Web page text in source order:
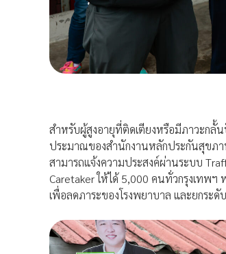
สำหรับผู้สูงอายุที่ติดเตียงหรือมีภาวะกลั้
ประมาณของสำนักงานหลักประกันสุขภ
สามารถแจ้งความประสงค์ผ่านระบบ
Caretaker ให้ได้ 5,000 คนทั่วกรุงเทพ
เพื่อลดภาระของโรงพยาบาล และยกระ